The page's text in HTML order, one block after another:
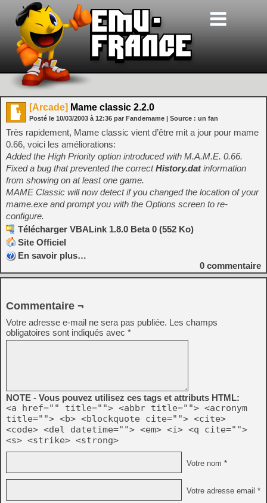
[Arcade] Mame classic 2.2.0
Posté le 10/03/2003 à 12:36 par Fandemame | Source : un fan
Très rapidement, Mame classic vient d’être mit a jour pour mame
0.66, voici les améliorations:
Added the High Priority option introduced with M.A.M.E. 0.66.
Fixed a bug that prevented the correctHistory.datinformation
from showing on at least one game.
MAME Classic will now detect if you changed the location of your
mame.exe and prompt you with the Options screen to re-
configure.
Télécharger VBALink 1.8.0 Beta 0 (552 Ko)
Site Officiel
En savoir plus…
0 commentaire
Commentaire ¬
Votre adresse e-mail ne sera pas publiée. Les champs
obligatoires sont indiqués avec *
NOTE - Vous pouvez utilisez ces tags et attributs HTML:
<a href="" title=""> <abbr title=""> <acronym
title=""> <b> <blockquote cite=""> <cite>
<code> <del datetime=""> <em> <i> <q cite="">
<s> <strike> <strong>
Votre nom *
Votre adresse email *